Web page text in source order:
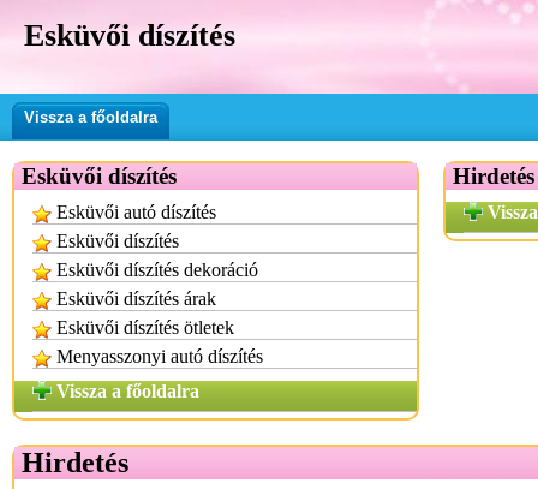
Esküvői díszítés
Vissza a főoldalra
Esküvői díszítés
Esküvői autó díszítés
Esküvői díszítés
Esküvői díszítés dekoráció
Esküvői díszítés árak
Esküvői díszítés ötletek
Menyasszonyi autó díszítés
Vissza a főoldalra
Hirdetés
Hirdetés